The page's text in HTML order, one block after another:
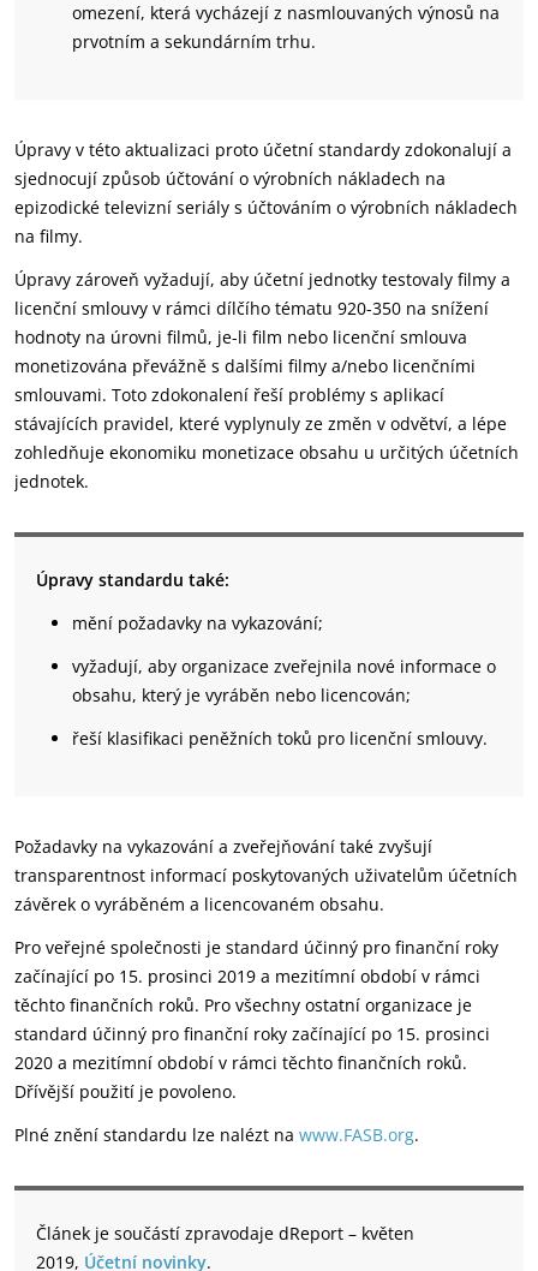
omezení, která vycházejí z nasmlouvaných výnosů na
prvotním a sekundárním trhu.
Úpravy v této aktualizaci proto účetní standardy zdokonalují a
sjednocují způsob účtování o výrobních nákladech na
epizodické televizní seriály s účtováním o výrobních nákladech
na filmy.
Úpravy zároveň vyžadují, aby účetní jednotky testovaly filmy a
licenční smlouvy v rámci dílčího tématu 920-350 na snížení
hodnoty na úrovni filmů, je-li film nebo licenční smlouva
monetizována převážně s dalšími filmy a/nebo licenčními
smlouvami. Toto zdokonalení řeší problémy s aplikací
stávajících pravidel, které vyplynuly ze změn v odvětví, a lépe
zohledňuje ekonomiku monetizace obsahu u určitých účetních
jednotek.
Úpravy standardu také:
mění požadavky na vykazování;
vyžadují, aby organizace zveřejnila nové informace o
obsahu, který je vyráběn nebo licencován;
řeší klasifikaci peněžních toků pro licenční smlouvy.
Požadavky na vykazování a zveřejňování také zvyšují
transparentnost informací poskytovaných uživatelům účetních
závěrek o vyráběném a licencovaném obsahu.
Pro veřejné společnosti je standard účinný pro finanční roky
začínající po 15. prosinci 2019 a mezitímní období v rámci
těchto finančních roků. Pro všechny ostatní organizace je
standard účinný pro finanční roky začínající po 15. prosinci
2020 a mezitímní období v rámci těchto finančních roků.
Dřívější použití je povoleno.
Plné znění standardu lze nalézt na www.FASB.org.
Článek je součástí zpravodaje dReport – květen
2019, Účetní novinky.